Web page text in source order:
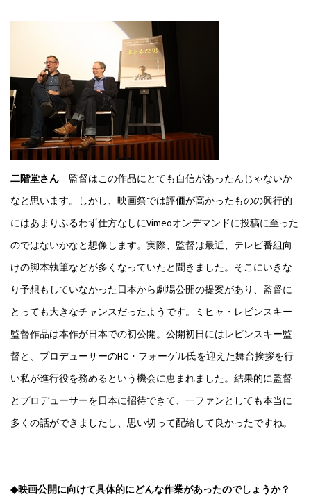
二階堂さん 監督はこの作品にとても自信があったんじゃないか
なと思います。しかし、映画祭では評価が高かったものの興行的
にはあまりふるわず仕方なしにVimeoオンデマンドに投稿に至った
のではないかなと想像します。実際、監督は最近、テレビ番組向
けの脚本執筆などが多くなっていたと聞きました。そこにいきな
り予想もしていなかった日本から劇場公開の提案があり、監督に
とっても大きなチャンスだったようです。ミヒャ・レビンスキー
監督作品は本作が日本での初公開。公開初日にはレビンスキー監
督と、プロデューサーのHC・フォーゲル氏を迎えた舞台挨拶を行
い私が進行役を務めるという機会に恵まれました。結果的に監督
とプロデューサーを日本に招待できて、一ファンとしても本当に
多くの話ができましたし、思い切って配給して良かったですね。
◆映画公開に向けて具体的にどんな作業があったのでしょうか？